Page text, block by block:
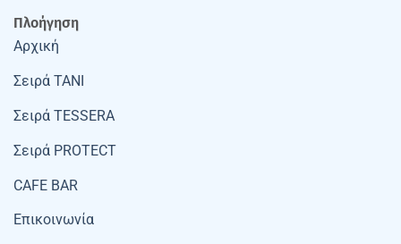
Πλοήγηση
Αρχική
Σειρά TANI
Σειρά TESSERA
Σειρά PROTECT
CAFE BAR
Επικοινωνία